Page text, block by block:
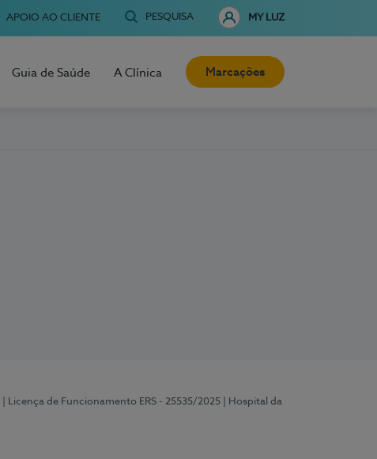
APOIO AO CLIENTE PESQUISA MY LUZ
Guia de Saúde A Clínica Marcações
| Licença de Funcionamento ERS - 25535/2025
| Hospital da